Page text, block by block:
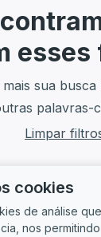
sua
palavras-
Limpar
cookies
de análise
nos